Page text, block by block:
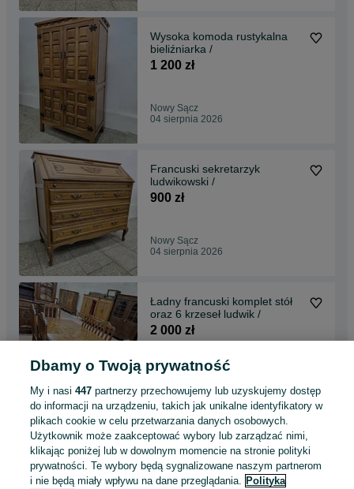
Wysoka komoda rustykalna
bieliźniarka /
1 200 zł
Nowy Sącz
04 sierpnia 2026
Francuski sekretarzyk
ludwikowski /
900 zł
Nowy Sącz
04 sierpnia 2026
Ładny francuski komplet stół
oraz 6 krzeseł ludwik /
2 000 zł
Nowy Sącz
04 sierpnia 2026
Stół ludwikowski rozkładany i 6
krzeseł /
1 200 zł
Dbamy o Twoją prywatność
My i nasi447 partnerzy przechowujemy lub uzyskujemy dostęp
do informacji na urządzeniu, takich jak unikalne identyfikatory w
plikach cookie w celu przetwarzania danych osobowych.
Użytkownik może zaakceptować wybory lub zarządzać nimi,
klikając poniżej lub w dowolnym momencie na stronie polityki
prywatności. Te wybory będą sygnalizowane naszym partnerom
i nie będą miały wpływu na dane przeglądania. Polityka